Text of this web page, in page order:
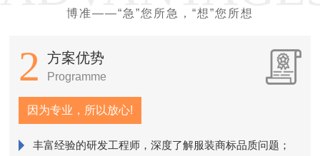
博准——“急”您所急，“想”您所想
2 方案优势
Programme
因为专业，所以放心!
丰富经验的研发工程师，深度了解服装商标品质问题；